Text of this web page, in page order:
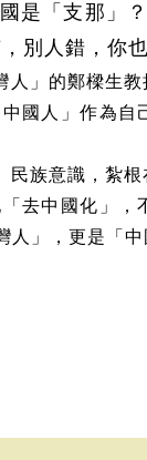
是「支那」
別人錯，你
」的鄭樑生
國人」作為
族意識，紮
去中國化」
」，更是「中